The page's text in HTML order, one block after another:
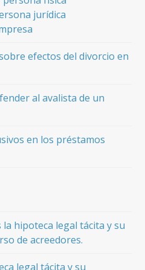
jurídica
efectos del divorcio en
al avalista de un
en los préstamos
la hipoteca legal tácita y su
de acreedores.
legal tácita y su